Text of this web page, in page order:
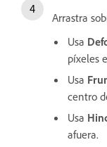
Arrastra
Usa
píxeles
Usa
centro
Usa
afuera.